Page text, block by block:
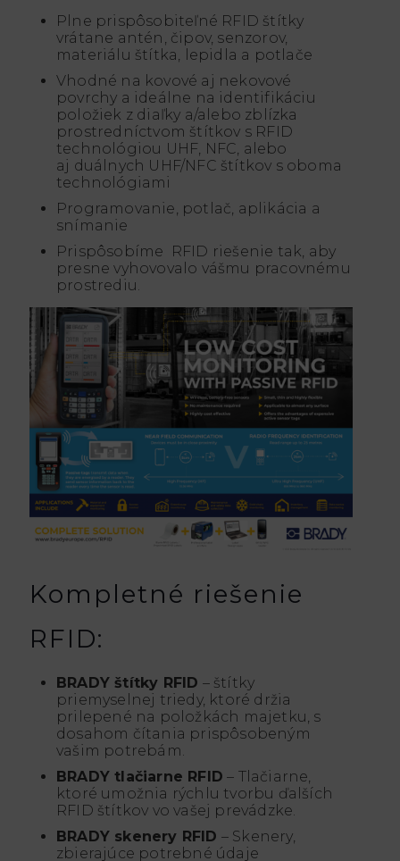
Plne prispôsobiteľné RFID štítky
vrátane antén, čipov, senzorov,
materiálu štítka, lepidla a potlače
Vhodné na kovové aj nekovové
povrchy a ideálne na identifikáciu
položiek z diaľky a/alebo zblízka
prostredníctvom štítkov s RFID
technológiou UHF, NFC, alebo
aj duálnych UHF/NFC štítkov s oboma
technológiami
Programovanie, potlač, aplikácia a
snímanie
Prispôsobíme RFID riešenie tak, aby
presne vyhovovalo vášmu pracovnému
prostrediu.
Kompletné riešenie
RFID:
BRADY štítky RFID – štítky
priemyselnej triedy, ktoré držia
prilepené na položkách majetku, s
dosahom čítania prispôsobeným
vašim potrebám.
BRADY tlačiarne RFID – Tlačiarne,
ktoré umožnia rýchlu tvorbu ďalších
RFID štítkov vo vašej prevádzke.
BRADY skenery RFID – Skenery,
zbierajúce potrebné údaje